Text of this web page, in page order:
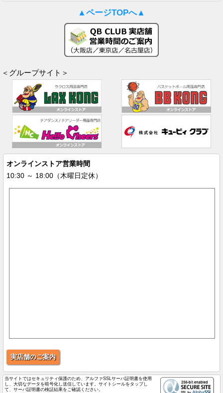
▲ページTOPへ▲
＜グループサイト＞
オンラインストア営業時間
10:30 ～ 18:00（木曜日定休）
実店舗のご案内
当サイトではセキュリティ保護のため、アルファSSLサーバ証明書を使用
し、大切なデータを暗号化し送信しています。サイトシールをタップし
て、サーバ証明書の検証結果をご確認ください。